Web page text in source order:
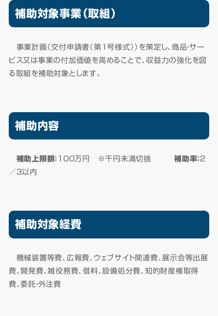
補助対象事業（取組）
​ 事業計画（交付申請書（第１号様式））を策定し、商品・サー
ビス又は事業の付加価値を高めることで、収益力の強化を図
る取組を補助対象とします。
補助内容
補助上限額： 100万円 ※千円未満切捨 補助率：２
／３以内
補助対象経費
​ 機械装置等費、広報費、ウェブサイト関連費、展示会等出展
費、開発費、雑役務費、借料、設備処分費、知的財産権取得
費、委託・外注費